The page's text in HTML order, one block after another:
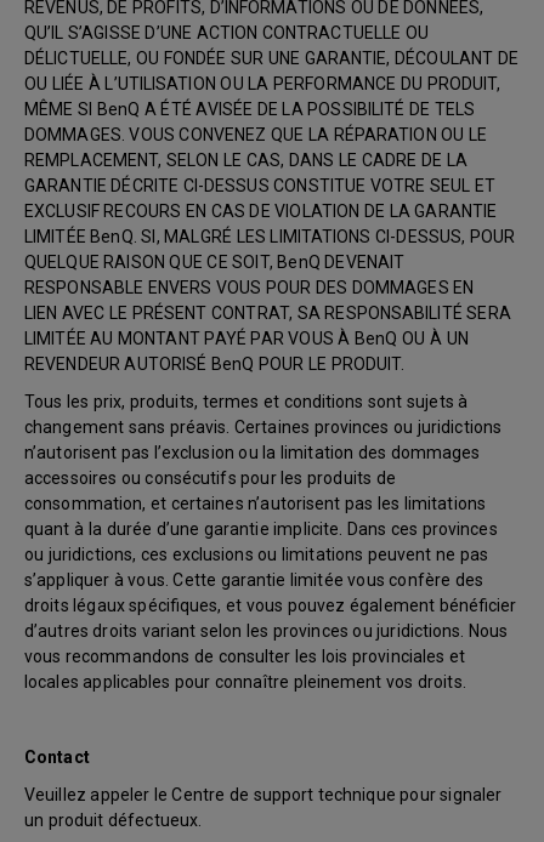
REVENUS, DE PROFITS, D’INFORMATIONS OU DE DONNÉES,
QU’IL S’AGISSE D’UNE ACTION CONTRACTUELLE OU
DÉLICTUELLE, OU FONDÉE SUR UNE GARANTIE, DÉCOULANT DE
OU LIÉE À L’UTILISATION OU LA PERFORMANCE DU PRODUIT,
MÊME SI BenQ A ÉTÉ AVISÉE DE LA POSSIBILITÉ DE TELS
DOMMAGES. VOUS CONVENEZ QUE LA RÉPARATION OU LE
REMPLACEMENT, SELON LE CAS, DANS LE CADRE DE LA
GARANTIE DÉCRITE CI-DESSUS CONSTITUE VOTRE SEUL ET
EXCLUSIF RECOURS EN CAS DE VIOLATION DE LA GARANTIE
LIMITÉE BenQ. SI, MALGRÉ LES LIMITATIONS CI-DESSUS, POUR
QUELQUE RAISON QUE CE SOIT, BenQ DEVENAIT
RESPONSABLE ENVERS VOUS POUR DES DOMMAGES EN
LIEN AVEC LE PRÉSENT CONTRAT, SA RESPONSABILITÉ SERA
LIMITÉE AU MONTANT PAYÉ PAR VOUS À BenQ OU À UN
REVENDEUR AUTORISÉ BenQ POUR LE PRODUIT.
Tous les prix, produits, termes et conditions sont sujets à
changement sans préavis. Certaines provinces ou juridictions
n’autorisent pas l’exclusion ou la limitation des dommages
accessoires ou consécutifs pour les produits de
consommation, et certaines n’autorisent pas les limitations
quant à la durée d’une garantie implicite. Dans ces provinces
ou juridictions, ces exclusions ou limitations peuvent ne pas
s’appliquer à vous. Cette garantie limitée vous confère des
droits légaux spécifiques, et vous pouvez également bénéficier
d’autres droits variant selon les provinces ou juridictions. Nous
vous recommandons de consulter les lois provinciales et
locales applicables pour connaître pleinement vos droits.
Contact
Veuillez appeler le Centre de support technique pour signaler
un produit défectueux.